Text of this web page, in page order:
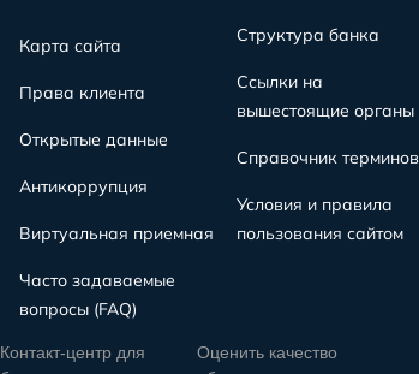
Карта сайта
Права клиента
Открытые данные
Антикоррупция
Виртуальная приемная
Часто задаваемые
вопросы (FAQ)
Структура банка
Ссылки на
вышестоящие органы
Справочник терминов
Условия и правила
пользования сайтом
Контакт-центр для
Оценить качество